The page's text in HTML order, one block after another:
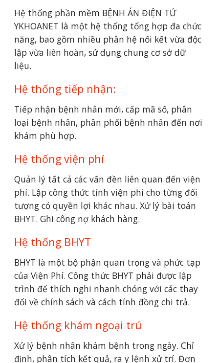
Hệ thống phần mềm BỆNH ÁN ĐIỆN TỬ
YKHOANET là một hệ thống tổng hợp đa chức
năng, bao gồm nhiều phân hệ nối kết vừa độc
lập vừa liên hoàn, sử dụng chung cơ sở dữ
liệu.
Hệ thống tiếp nhận:
Tiếp nhận bệnh nhân mới, cấp mã số, phân
loại bệnh nhân, phân phối bệnh nhân đến nơi
khám phù hợp.
Hệ thống viện phí
Quản lý tất cả các vấn đền liên quan đến viện
phí. Lập công thức tính viện phí cho từng đối
tượng có quyền lợi khác nhau. Xử lý bài toán
BHYT. Ghi công nợ khách hàng.
Hệ thống BHYT
BHYT là một bộ phận quan trọng và phức tạp
của Viện Phí. Công thức BHYT phải được lập
trình để thích nghi nhanh chóng với các thay
đổi về chính sách và cách tính đồng chi trả.
Hệ thống khám ngoại trú
Xử lý bệnh nhân khám bệnh trong ngày. Chỉ
định, phân tích kết quả, ra y lệnh xử trí. Đơn